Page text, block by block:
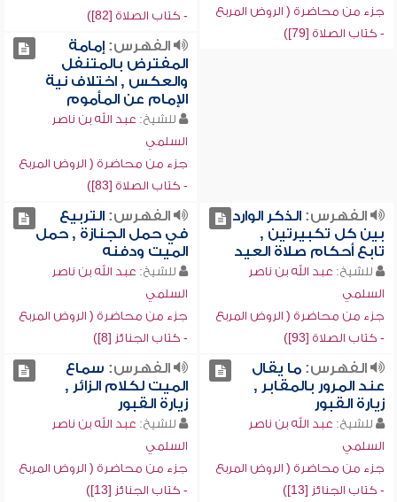
جزء من محاضرة ( الروض المربع
- كتاب الصلاة [79])
- كتاب الصلاة [82])
الفهرس:إمامة
المفترض بالمتنفل
والعكس , اختلاف نية
الإمام عن المأموم
للشيخ: عبد الله بن ناصر
السلمي
جزء من محاضرة ( الروض المربع
- كتاب الصلاة [83])
الفهرس:الذكر الوارد
بين كل تكبيرتين ,
تابع أحكام صلاة العيد
للشيخ: عبد الله بن ناصر
السلمي
جزء من محاضرة ( الروض المربع
- كتاب الصلاة [93])
الفهرس:التربيع
في حمل الجنازة , حمل
الميت ودفنه
للشيخ: عبد الله بن ناصر
السلمي
جزء من محاضرة ( الروض المربع
- كتاب الجنائز [8])
الفهرس:ما يقال
عند المرور بالمقابر ,
زيارة القبور
للشيخ: عبد الله بن ناصر
السلمي
جزء من محاضرة ( الروض المربع
- كتاب الجنائز [13])
الفهرس: سماع
الميت لكلام الزائر ,
زيارة القبور
للشيخ: عبد الله بن ناصر
السلمي
جزء من محاضرة ( الروض المربع
- كتاب الجنائز [13])